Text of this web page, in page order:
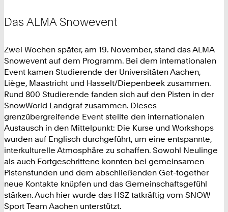
Das ALMA Snowevent
Zwei Wochen später, am 19. November, stand das ALMA
Snowevent auf dem Programm. Bei dem internationalen
Event kamen Studierende der Universitäten Aachen,
Liège, Maastricht und Hasselt/Diepenbeek zusammen.
Rund 800 Studierende fanden sich auf den Pisten in der
SnowWorld Landgraf zusammen. Dieses
grenzübergreifende Event stellte den internationalen
Austausch in den Mittelpunkt: Die Kurse und Workshops
wurden auf Englisch durchgeführt, um eine entspannte,
interkulturelle Atmosphäre zu schaffen. Sowohl Neulinge
als auch Fortgeschrittene konnten bei gemeinsamen
Pistenstunden und dem abschließenden Get-together
neue Kontakte knüpfen und das Gemeinschaftsgefühl
stärken. Auch hier wurde das HSZ tatkräftig vom SNOW
Sport Team Aachen unterstützt.